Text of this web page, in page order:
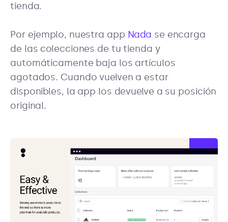
tienda.
Por ejemplo, nuestra app Nada se encarga
de las colecciones de tu tienda y
automáticamente baja los artículos
agotados. Cuando vuelven a estar
disponibles, la app los devuelve a su posición
original.